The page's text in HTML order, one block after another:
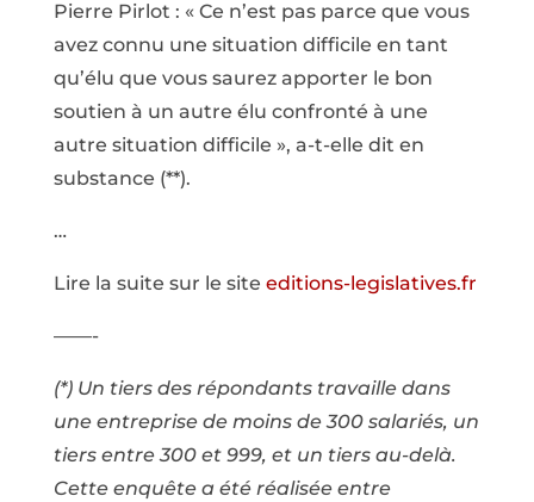
Pierre Pirlot : « Ce n’est pas parce que vous
avez connu une situation difficile en tant
qu’élu que vous saurez apporter le bon
soutien à un autre élu confronté à une
autre situation difficile », a-t-elle dit en
substance (**).
…
Lire la suite sur le site editions-legislatives.fr
——-
(*) Un tiers des répondants travaille dans
une entreprise de moins de 300 salariés, un
tiers entre 300 et 999, et un tiers au-delà.
Cette enquête a été réalisée entre